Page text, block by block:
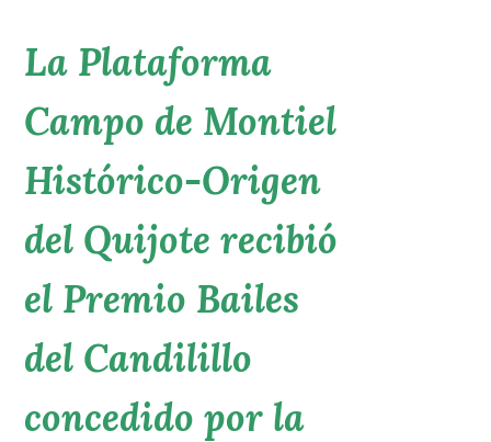
La Plataforma
Campo de Montiel
Histórico-Origen
del Quijote recibió
el Premio Bailes
del Candilillo
concedido por la